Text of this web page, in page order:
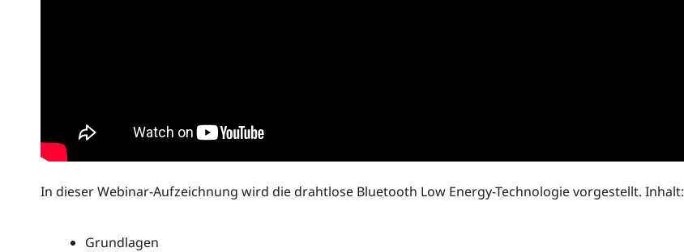
In dieser Webinar-Aufzeichnung wird die drahtlose Bluetooth Low Energy-Technologie vorgestellt. Inhalt:
Grundlagen